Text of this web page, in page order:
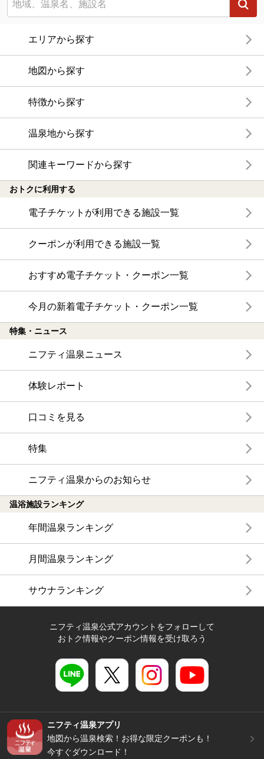
エリアから探す
地図から探す
特徴から探す
温泉地から探す
関連キーワードから探す
おトクに利用する
電子チケットが利用できる施設一覧
クーポンが利用できる施設一覧
おすすめ電子チケット・クーポン一覧
今月の新着電子チケット・クーポン一覧
特集・ニュース
ニフティ温泉ニュース
体験レポート
口コミを見る
特集
ニフティ温泉からのお知らせ
温浴施設ランキング
年間温泉ランキング
月間温泉ランキング
サウナランキング
ニフティ温泉公式アカウントをフォローして
おトク情報やクーポン情報を受け取ろう
ニフティ温泉アプリ
地図から温泉検索！お得な限定クーポンも！
今すぐダウンロード！